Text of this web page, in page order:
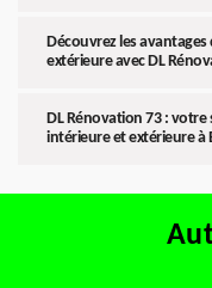
Découvrez les
extérieure avec DL
DL Rénovation 73 :
intérieure et extérieure à